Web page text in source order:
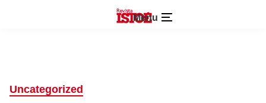
Menu
Uncategorized